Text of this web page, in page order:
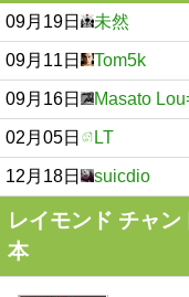
09月19日 未然
09月11日 Tom5k
09月16日 Masato
02月05日 LT
12月18日 suicdio
レイモンド チャ
本